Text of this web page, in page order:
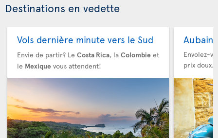
Destinations en vedette
Vols dernière minute vers le Sud
Envie de partir? Le Costa Rica, la Colombie et
le Mexique vous attendent!
Envolez-
prix doux.